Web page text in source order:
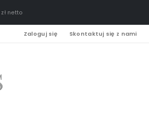
netto
Zaloguj się Skontaktuj się z nami